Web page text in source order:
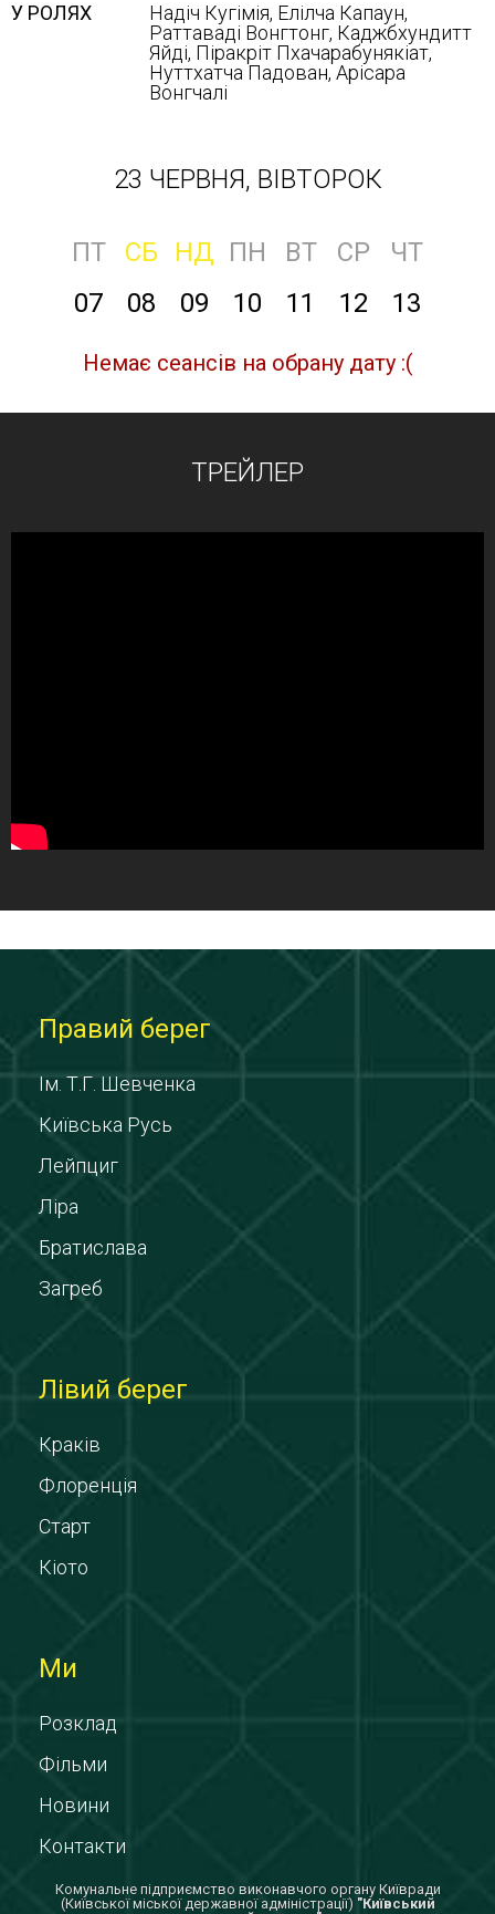
У РОЛЯХ
Надіч Кугімія, Елілча Капаун,
Раттаваді Вонгтонг, Каджбхундитт
Яйді, Піракріт Пхачарабунякіат,
Нуттхатча Падован, Арісара
Вонгчалі
23 ЧЕРВНЯ, ВІВТОРОК
ПТ СБ НД ПН ВТ СР
ЧТ
07
08 09 10 11 12 13
Немає сеансів на обрану дату :(
ТРЕЙЛЕР
Правий берег
Ім. Т.Г. Шевченка
Київська Русь
Лейпциг
Ліра
Братислава
Загреб
Лівий берег
Краків
Флоренція
Старт
Кіото
Ми
Розклад
Фільми
Новини
Контакти
Комунальне підприємство виконавчого органу Київради
(Київської міської державної адміністрації) "Київський